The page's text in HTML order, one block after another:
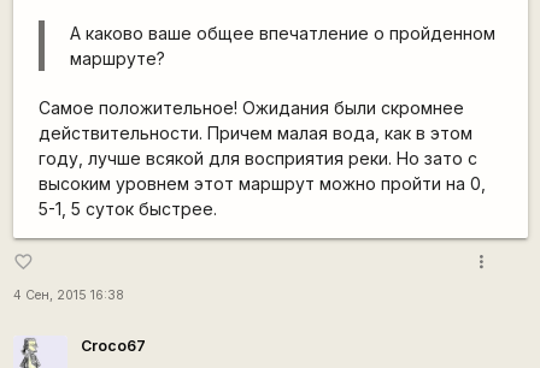
А каково ваше общее впечатление о пройденном
маршруте?
Самое положительное! Ожидания были скромнее
действительности. Причем малая вода, как в этом
году, лучше всякой для восприятия реки. Но зато с
высоким уровнем этот маршрут можно пройти на 0,
5-1, 5 суток быстрее.
favorite_border
4 Сен, 2015 16:38
more_vert
Сroco67